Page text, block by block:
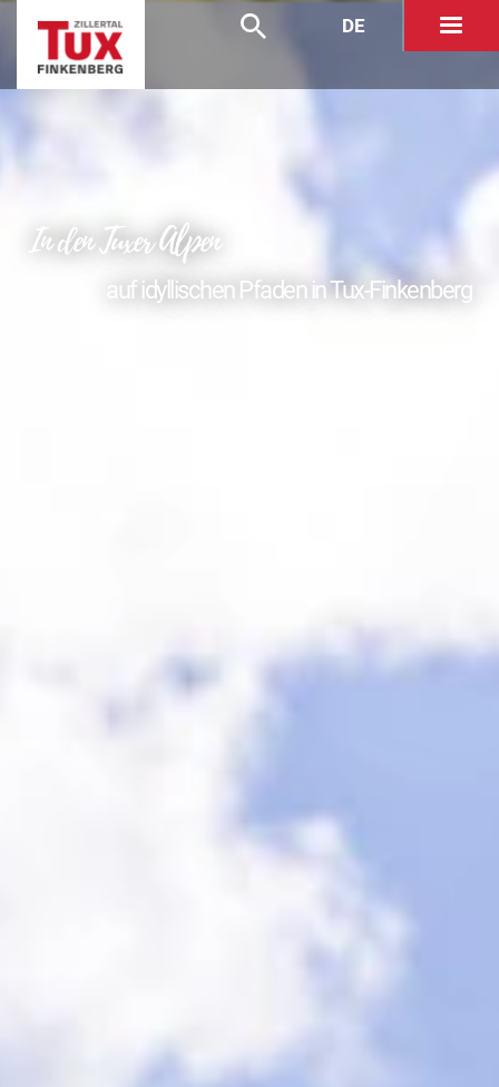
DE
In den Tuxer Alpen
auf idyllischen Pfaden in Tux-Finkenberg